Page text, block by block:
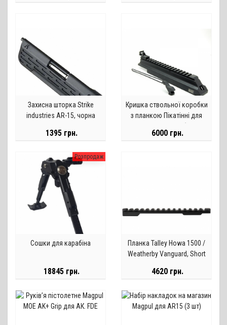
Захисна шторка Strike
industries AR-15, чорна
1395 грн.
Кришка ствольної коробки
з планкою Пікатінні для
базі Вулкан ТК (АКС 74У)
6000 грн.
Розпродаж
Сошки для карабіна
18845 грн.
Планка Talley Howa 1500 /
Weatherby Vanguard, Short
4620 грн.